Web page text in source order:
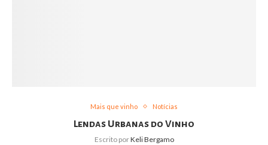
Mais que vinho Notícias
Lendas Urbanas do Vinho
Escrito porKeli Bergamo